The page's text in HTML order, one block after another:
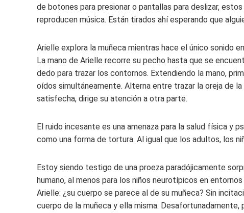
de botones para presionar o pantallas para deslizar,
reproducen música. Están tirados ahí esperando que
Arielle explora la muñeca mientras hace el único sonido
La mano de Arielle recorre su pecho hasta que se
dedo para trazar los contornos. Extendiendo la mano,
oídos simultáneamente. Alterna entre trazar la oreja de
satisfecha, dirige su atención a otra parte.
El ruido incesante es una amenaza para la salud física y
como una forma de tortura. Al igual que los adultos, los
Estoy siendo testigo de una proeza paradójicamente
humano, al menos para los niños neurotípicos en
Arielle: ¿su cuerpo se parece al de su muñeca? Sin
cuerpo de la muñeca y ella misma.